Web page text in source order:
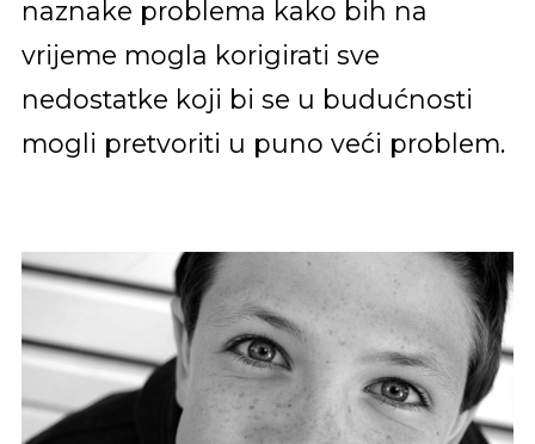
naznake problema kako bih na
vrijeme mogla korigirati sve
nedostatke koji bi se u budućnosti
mogli pretvoriti u puno veći problem.